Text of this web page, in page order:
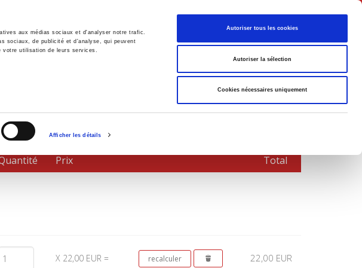
aux médias sociaux et d'analyser notre trafic.
sociaux, de publicité et d'analyse, qui peuvent
votre utilisation de leurs services.
Afficher les détails
Autoriser tous les cookies
Autoriser la sélection
Cookies nécessaires uniquement
Français
International
Prix Total
X 22,00 EUR = 22,00 EUR